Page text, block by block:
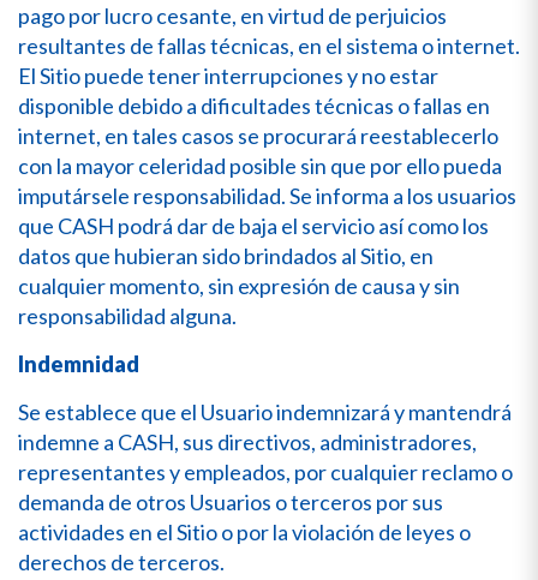
pago por lucro cesante, en virtud de perjuicios
resultantes de fallas técnicas, en el sistema o internet.
El Sitio puede tener interrupciones y no estar
disponible debido a dificultades técnicas o fallas en
internet, en tales casos se procurará reestablecerlo
con la mayor celeridad posible sin que por ello pueda
imputársele responsabilidad. Se informa a los usuarios
que CASH podrá dar de baja el servicio así como los
datos que hubieran sido brindados al Sitio, en
cualquier momento, sin expresión de causa y sin
responsabilidad alguna.
Indemnidad
Se establece que el Usuario indemnizará y mantendrá
indemne a CASH, sus directivos, administradores,
representantes y empleados, por cualquier reclamo o
demanda de otros Usuarios o terceros por sus
actividades en el Sitio o por la violación de leyes o
derechos de terceros.